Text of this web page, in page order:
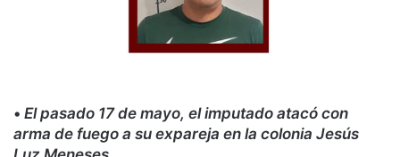
• El pasado 17 de mayo, el imputado atacó con
arma de fuego a su expareja en la colonia Jesús